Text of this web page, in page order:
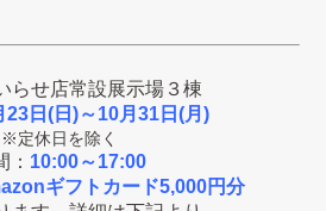
らせ店常設展示場３棟
23日(日)～10月31日(月)
※定休日を除く
： 10:00～17:00
ギフトカード5,000円分